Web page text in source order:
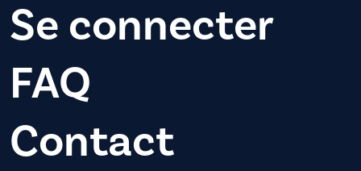
Se connecter
FAQ
Contact